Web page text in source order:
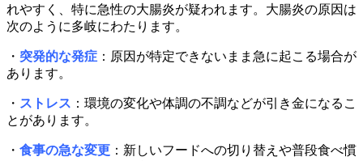
れやすく、特に急性の大腸炎が疑われます。大腸炎の原因は
次のように多岐にわたります。
・ 突発的な発症 ：原因が特定できないまま急に起こる場合が
あります。
・ ストレス ：環境の変化や体調の不調などが引き金になるこ
とがあります。
・ 食事の急な変更 ：新しいフードへの切り替えや普段食べ慣